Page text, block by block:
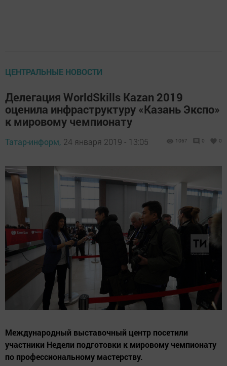
ЦЕНТРАЛЬНЫЕ НОВОСТИ
Делегация WorldSkills Kazan 2019
оценила инфраструктуру «Казань Экспо»
к мировому чемпионату
Татар-информ, 24 января 2019 - 13:05 1067 0 0
Международный выставочный центр посетили
участники Недели подготовки к мировому чемпионату
по профессиональному мастерству.